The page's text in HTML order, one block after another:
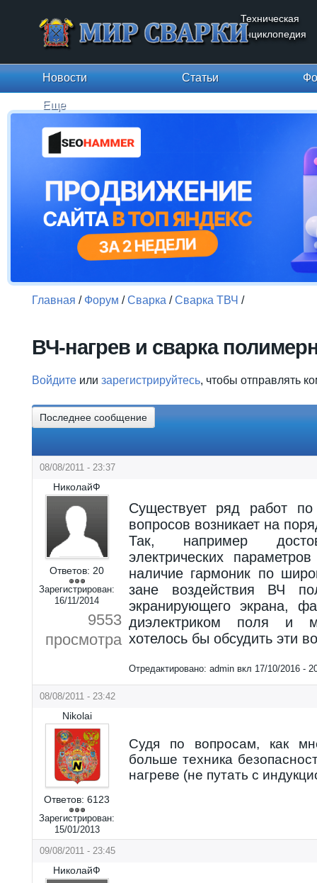
Техническая
энциклопедия
Новости Статьи
Еще
Главная / Форум /Сварка /Сварка ТВЧ /
ВЧ-нагрев и сварка
Войдите или зарегистрируйтесь, чтобы отправлять
Последнее сообщение
08/08/2011 - 23:37
НиколайФ
Ответов: 20
Зарегистрирован:
16/11/2014
Существует ряд работ
вопросов возникает на
Так, например
электрических
наличие гармоник по
зане воздействия ВЧ
экранирующего экрана,
диэлектриком поля и
хотелось бы обсудить эти
Отредактировано: adminвкл 17/10/2016 -
9553
просмотра
08/08/2011 - 23:42
Nikolai
Ответов: 6123
Зарегистрирован:
15/01/2013
Судя по вопросам, как
больше техника
нагреве (не путать с
09/08/2011 - 23:45
НиколайФ